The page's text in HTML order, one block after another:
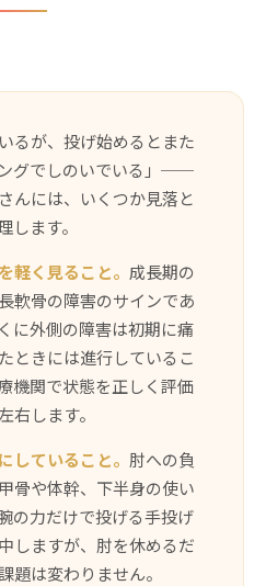
るが、投げ始めるとまた
グでしのいでいる」──
んには、いくつか見落と
します。
軽く見ること。 成長期の
軟骨の障害のサインであ
に外側の障害は初期に痛
ときには進行しているこ
機関で状態を正しく評価
右します。
していること。 肘への負
骨や体幹、下半身の使い
の力だけで投げる手投げ
しますが、肘を休めるだ
題は変わりません。